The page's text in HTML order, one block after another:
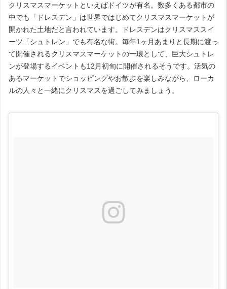
クリスマスマーケットといえばドイツが有名。数多くある都市の
中でも「ドレスデン」は世界ではじめてクリスマスマーケットが
開かれた土地だと言われています。ドレスデンはクリスマススイ
ーツ「シュトレン」でも有名な街。毎年1ヶ月あまりと長期に渡っ
て開催されるクリスマスマーケットの一環として、巨大シュトレ
ンが登場するイベントも12月初旬に開催されるそうです。活気の
あるマーケットでショッピングやお散歩を楽しみながら、ローカ
ルの人々と一緒にクリスマスを過ごしてみましょう。